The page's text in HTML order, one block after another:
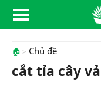
🏠 Chủ đề
cắt tỉa cây